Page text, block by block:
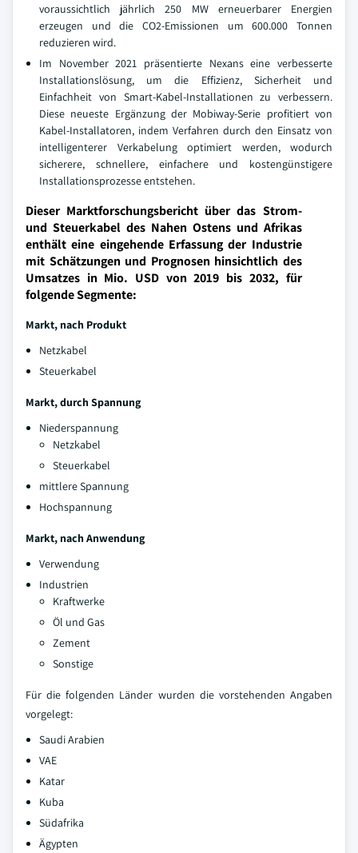
voraussichtlich jährlich 250 MW erneuerbarer Energien
erzeugen und die CO2-Emissionen um 600.000 Tonnen
reduzieren wird.
Im November 2021 präsentierte Nexans eine verbesserte
Installationslösung, um die Effizienz, Sicherheit und
Einfachheit von Smart-Kabel-Installationen zu verbessern.
Diese neueste Ergänzung der Mobiway-Serie profitiert von
Kabel-Installatoren, indem Verfahren durch den Einsatz von
intelligenterer Verkabelung optimiert werden, wodurch
sicherere, schnellere, einfachere und kostengünstigere
Installationsprozesse entstehen.
Dieser Marktforschungsbericht über das Strom-
und Steuerkabel des Nahen Ostens und Afrikas
enthält eine eingehende Erfassung der Industrie
mit Schätzungen und Prognosen hinsichtlich des
Umsatzes in Mio. USD von 2019 bis 2032, für
folgende Segmente:
Markt, nach Produkt
Netzkabel
Steuerkabel
Markt, durch Spannung
Niederspannung
Netzkabel
Steuerkabel
mittlere Spannung
Hochspannung
Markt, nach Anwendung
Verwendung
Industrien
Kraftwerke
Öl und Gas
Zement
Sonstige
Für die folgenden Länder wurden die vorstehenden Angaben
vorgelegt:
Saudi Arabien
VAE
Katar
Kuba
Südafrika
Ägypten